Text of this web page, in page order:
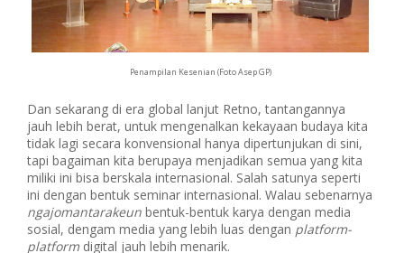
Penampilan Kesenian (Foto Asep GP)
Dan sekarang di era global lanjut Retno, tantangannya
jauh lebih berat, untuk mengenalkan kekayaan budaya kita
tidak lagi secara konvensional hanya dipertunjukan di sini,
tapi bagaiman kita berupaya menjadikan semua yang kita
miliki ini bisa berskala internasional. Salah satunya seperti
ini dengan bentuk seminar internasional. Walau sebenarnya
ngajomantarakeun bentuk-bentuk karya dengan media
sosial, dengam media yang lebih luas dengan platform-
platform digital jauh lebih menarik.